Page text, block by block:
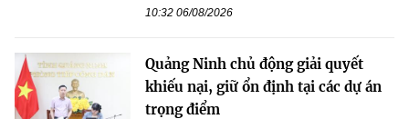
10:32 06/08/2026
Quảng Ninh chủ động giải quyết
khiếu nại, giữ ổn định tại các dự án
trọng điểm